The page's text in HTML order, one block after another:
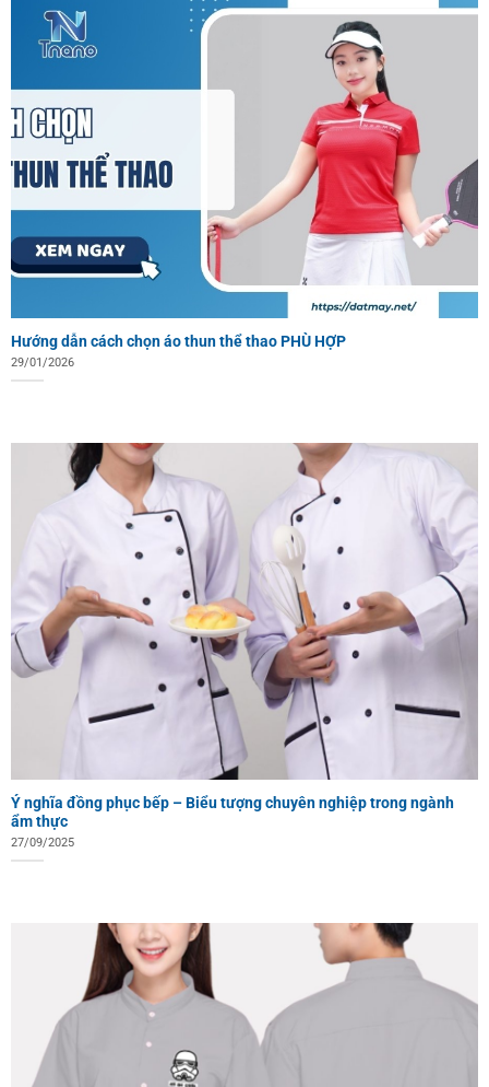
Hướng dẫn cách chọn áo thun thể thao PHÙ HỢP
29/01/2026
Ý nghĩa đồng phục bếp – Biểu tượng chuyên nghiệp trong ngành
ẩm thực
27/09/2025